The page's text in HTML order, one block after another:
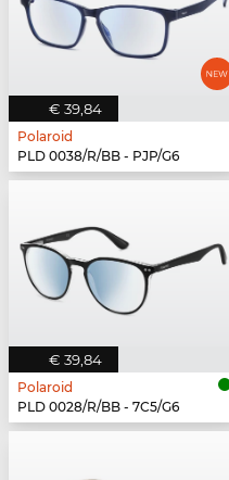
€ 39,84
Polaroid
PLD 0038/R/BB - PJP/G6
€ 39,84
Polaroid
PLD 0028/R/BB - 7C5/G6